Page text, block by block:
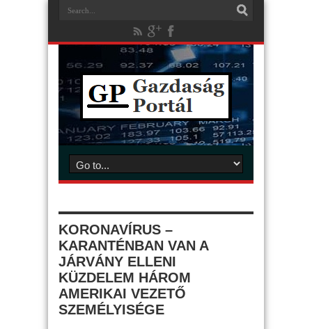
KORONAVÍRUS –
KARANTÉNBAN VAN A
JÁRVÁNY ELLENI
KÜZDELEM HÁROM
AMERIKAI VEZETŐ
SZEMÉLYISÉGE